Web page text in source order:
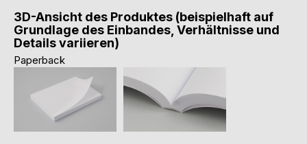
3D-Ansicht des Produktes (beispielhaft auf
Grundlage des Einbandes, Verhältnisse und
Details variieren)
Paperback